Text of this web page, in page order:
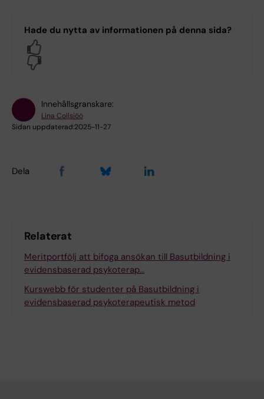
Hade du nytta av informationen på denna sida?
Innehållsgranskare:
Lina Collsiöö
Sidan uppdaterad:2025-11-27
Dela
Relaterat
Meritportfölj att bifoga ansökan till Basutbildning i
evidensbaserad psykoterap…
Kurswebb för studenter på Basutbildning i
evidensbaserad psykoterapeutisk metod